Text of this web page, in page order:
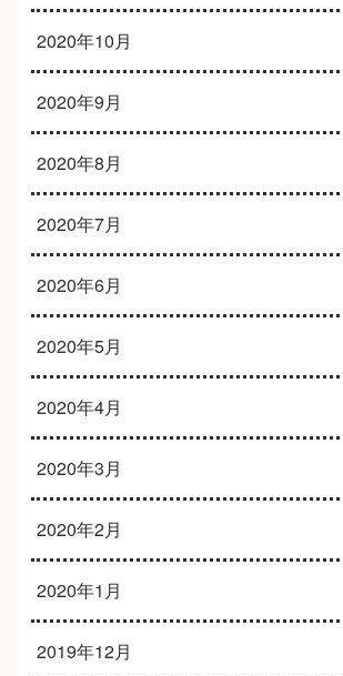
2020年10月
2020年9月
2020年8月
2020年7月
2020年6月
2020年5月
2020年4月
2020年3月
2020年2月
2020年1月
2019年12月